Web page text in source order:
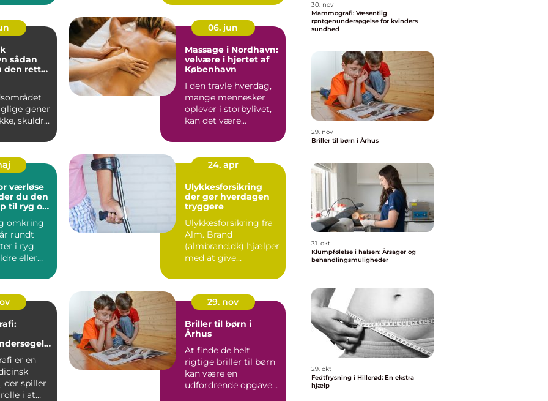
opdager først ...
den rette
gener
skuldre
06. jun
Massage i Nordhavn:
velvære i hjertet af
København
I den travle hverdag,
mange mennesker
oplever i storbylivet,
kan det være
værløse
du den
til ryg og
omkring
rundt
i ryg,
eller
24. apr
Ulykkesforsikring
der gør hverdagen
tryggere
Ulykkesforsikring fra
Alm. Brand
(almbrand.dk) hjælper
med at give
pludseligt ...
er en
der spiller
i at
29. nov
Briller til børn i
Århus
At finde de helt
rigtige briller til børn
kan være en
udfordrende opgave
30. nov
Mammografi: Væsentlig
røntgenundersøgelse for kvinders
sundhed
29. nov
Briller til børn i Århus
31. okt
Klumpfølelse i halsen: Årsager og
behandlingsmuligheder
29. okt
Fedtfrysning i Hillerød: En ekstra
hjælp